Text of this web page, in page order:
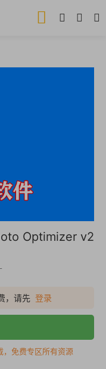
Optimizer v2
，请先 登录
，免费专区所有资源